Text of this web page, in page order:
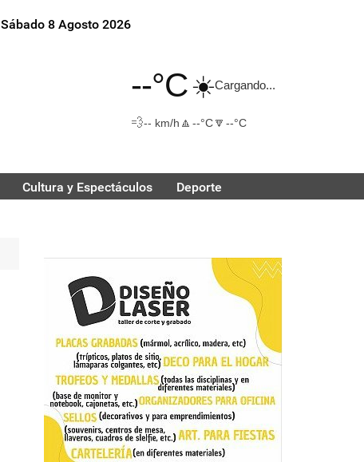
Sábado 8 Agosto 2026
--°C☀️Cargando...
💨-- km/h 🔼 --°C🔽 --°C
Cultura y Espectáculos Deporte